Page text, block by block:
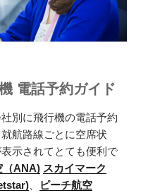
電話予約ガイド
別に飛行機の電話予約
航路線ごとに空席状
示されてとても便利で
（ANA) スカイマーク
ピーチ航空